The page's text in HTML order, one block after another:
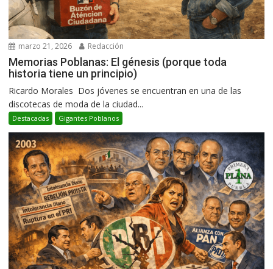
marzo 21, 2026 Redacción
Memorias Poblanas: El génesis (porque toda
historia tiene un principio)
Ricardo Morales Dos jóvenes se encuentran en una de las
discotecas de moda de la ciudad...
Destacadas Gigantes Poblanos